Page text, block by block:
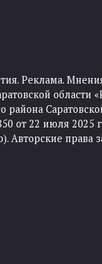
Реклама.
области
района
от 22 июля 2025
Авторские права